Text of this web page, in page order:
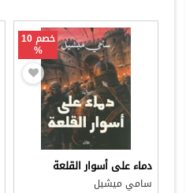
خصم 10
%
دماء على أسوار القلعة
سامي ميشيل